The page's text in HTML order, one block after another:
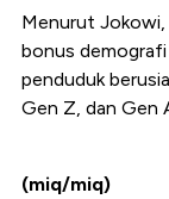
Menurut Jokowi,
bonus
penduduk
Gen Z, dan Gen
(miq/miq)